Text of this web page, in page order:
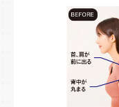
肩幅で選べる２つ
装着方法もとって
メッシュ素材で通
軽量・コンパク